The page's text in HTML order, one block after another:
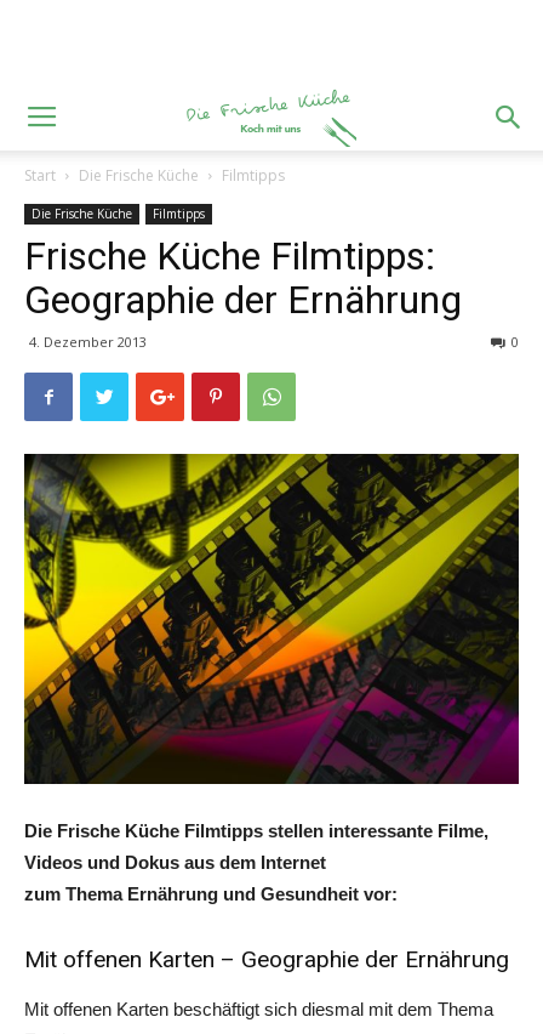
Start Die Frische Küche Filmtipps
Die Frische Küche Filmtipps
Frische Küche Filmtipps:
Geographie der Ernährung
4. Dezember 2013 0
Die Frische Küche Filmtipps stellen interessante Filme,
Videos und Dokus aus dem Internet
zum Thema Ernährung und Gesundheit vor:
Mit offenen Karten – Geographie der Ernährung
Mit offenen Karten beschäftigt sich diesmal mit dem Thema